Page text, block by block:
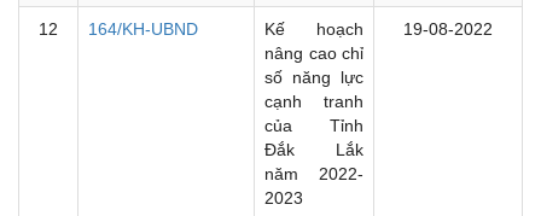
12 164/KH-UBND
Kế hoạch
nâng cao chỉ
số năng lực
cạnh tranh
của Tỉnh
Đắk Lắk
năm 2022-
2023
19-08-2022